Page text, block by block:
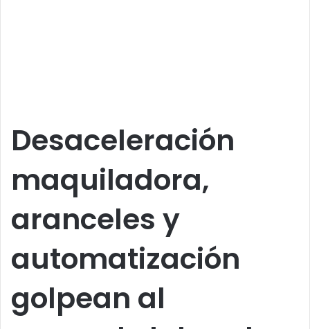
Desaceleración
maquiladora,
aranceles y
automatización
golpean al